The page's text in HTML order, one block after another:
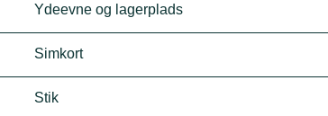
Ydeevne og lagerplads
Simkort
Stik